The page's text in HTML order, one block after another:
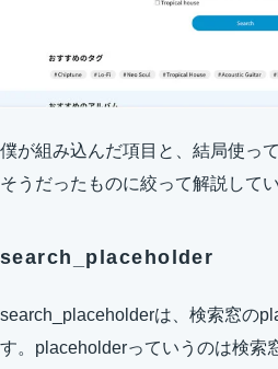
僕が組み込んだ項目と、結局使っ
そうだったものに絞って解説してい
search_placeholder
search_placeholderは、検索窓の
す。placeholderっていうのは検索